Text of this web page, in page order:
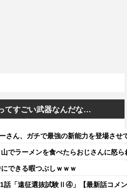
てすごい武器なんだな…
さん、ガチで最強の新能力を登場させ
山でラーメンを食べたらおじさんに怒
できる暇つぶしｗｗｗ
話「遠征選抜試験Ⅱ④」【最新話コメ